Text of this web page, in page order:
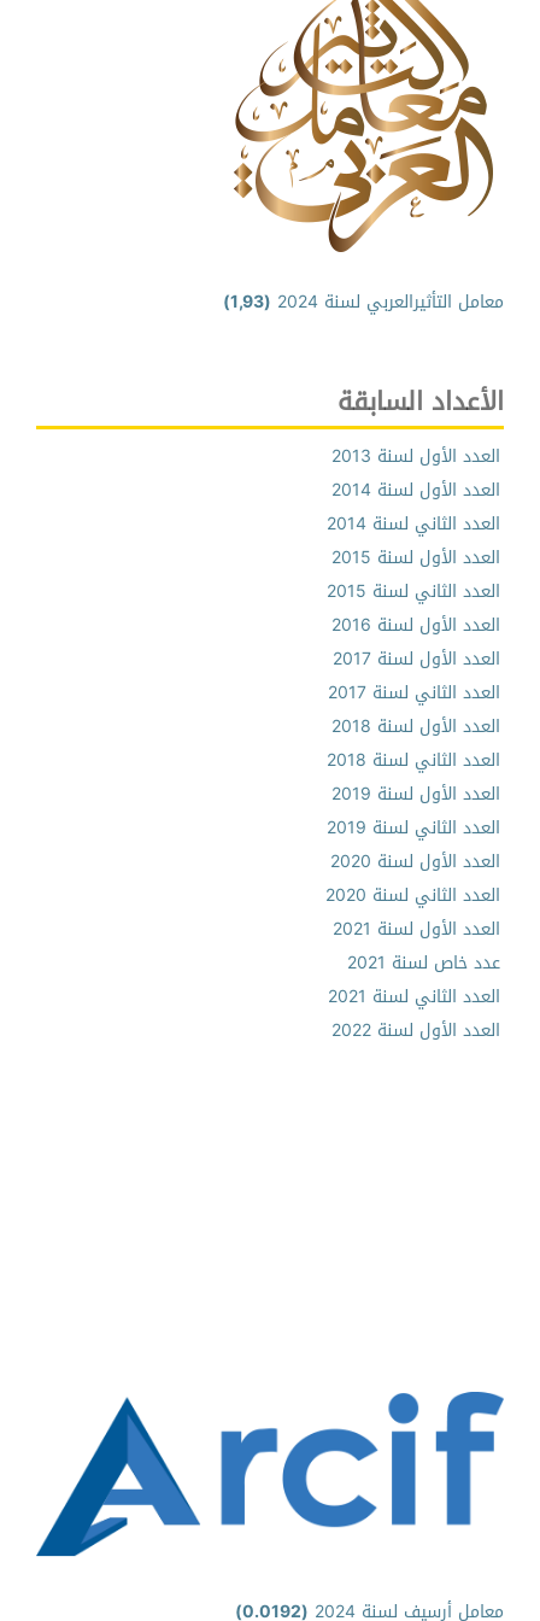
معامل التأثيرالعربي لسنة 2024 (1,93)
الأعداد السابقة
العدد الأول لسنة 2013
العدد الأول لسنة 2014
العدد الثاني لسنة 2014
العدد الأول لسنة 2015
العدد الثاني لسنة 2015
العدد الأول لسنة 2016
العدد الأول لسنة 2017
العدد الثاني لسنة 2017
العدد الأول لسنة 2018
العدد الثاني لسنة 2018
العدد الأول لسنة 2019
العدد الثاني لسنة 2019
العدد الأول لسنة 2020
العدد الثاني لسنة 2020
العدد الأول لسنة 2021
عدد خاص لسنة 2021
العدد الثاني لسنة 2021
العدد الأول لسنة 2022
معامل أرسيف لسنة 2024 (0.0192)